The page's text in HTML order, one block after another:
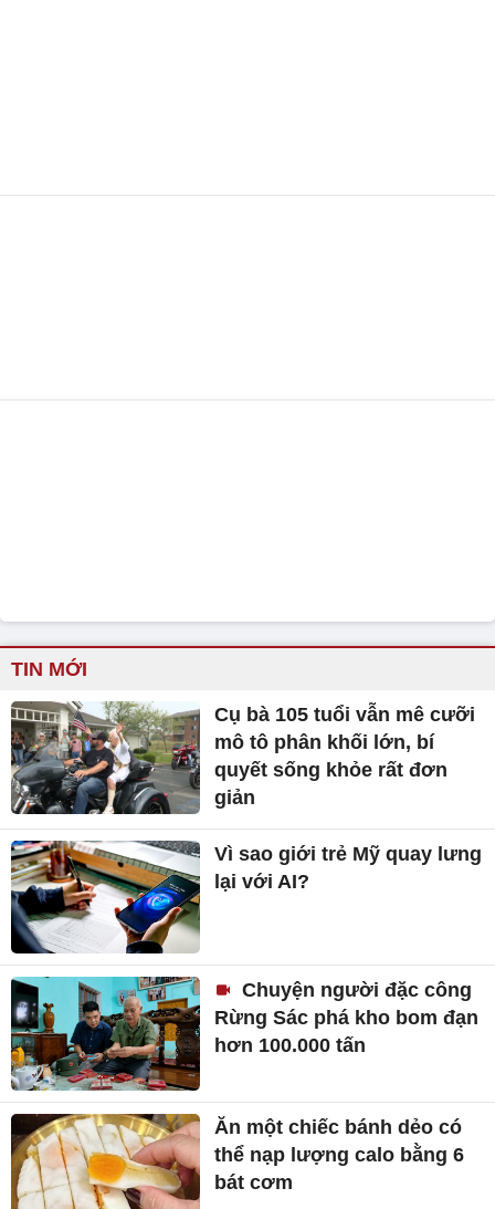
TIN MỚI
Cụ bà 105 tuổi vẫn mê cưỡi
mô tô phân khối lớn, bí
quyết sống khỏe rất đơn
giản
Vì sao giới trẻ Mỹ quay lưng
lại với AI?
Chuyện người đặc công
Rừng Sác phá kho bom đạn
hơn 100.000 tấn
Ăn một chiếc bánh dẻo có
thể nạp lượng calo bằng 6
bát cơm